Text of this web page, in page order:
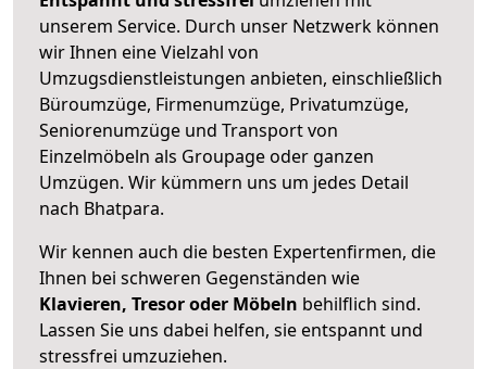
unserem Service. Durch unser Netzwerk können
wir Ihnen eine Vielzahl von
Umzugsdienstleistungen anbieten, einschließlich
Büroumzüge, Firmenumzüge, Privatumzüge,
Seniorenumzüge und Transport von
Einzelmöbeln als Groupage oder ganzen
Umzügen. Wir kümmern uns um jedes Detail
nach Bhatpara.
Wir kennen auch die besten Expertenfirmen, die
Ihnen bei schweren Gegenständen wie
Klavieren, Tresor oder Möbeln behilflich sind.
Lassen Sie uns dabei helfen, sie entspannt und
stressfrei umzuziehen.